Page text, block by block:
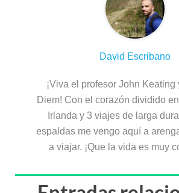
David Escribano
¡Viva el profesor John Keating
Diem! Con el corazón dividido
Irlanda y 3 viajes de larga
espaldas me vengo aquí a
a viajar. ¡Que la vida es muy